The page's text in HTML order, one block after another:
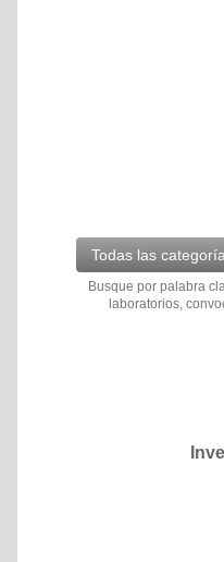
Todas las
Busque por palabra
laboratorios,